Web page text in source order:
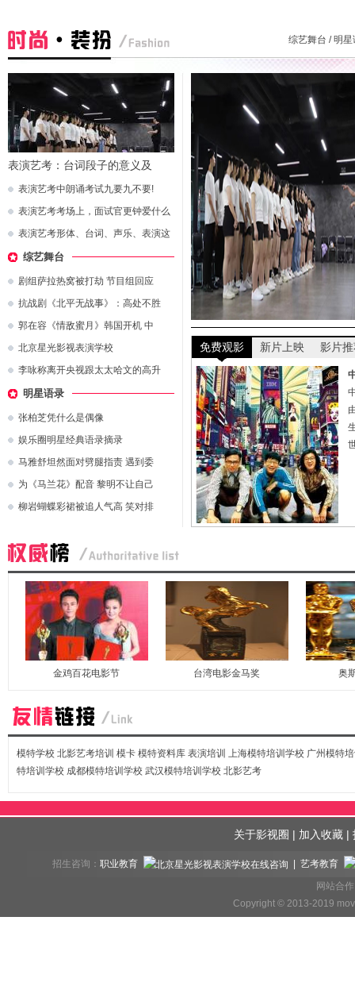
综艺舞台 /明星
表演艺考：台词段子的意义及
表演艺考中朗诵考试九要九不要!
表演艺考考场上，面试官更钟爱什么
表演艺考形体、台词、声乐、表演这
综艺舞台
剧组萨拉热窝被打劫 节目组回应
抗战剧《北平无战事》：高处不胜
郭在容《情敌蜜月》韩国开机 中
北京星光影视表演学校
李咏称离开央视跟太太哈文的高升
明星语录
张柏芝凭什么是偶像
娱乐圈明星经典语录摘录
马雅舒坦然面对劈腿指责 遇到委
为《马兰花》配音 黎明不让自己
柳岩蝴蝶彩裙被追人气高 笑对排
免费观影 新片上映 影片
金鸡百花电影节 台湾电影金马奖 奥
模特学校 北影艺考培训 模卡 模特资料库 表演培训 上海模特培训学校 广州模特
特培训学校 成都模特培训学校 武汉模特培训学校 北影艺考
关于影视圈 | 加入收藏 |
招生咨询：职业教育
| 艺考教育
网站合
Copyright © 2013-2019